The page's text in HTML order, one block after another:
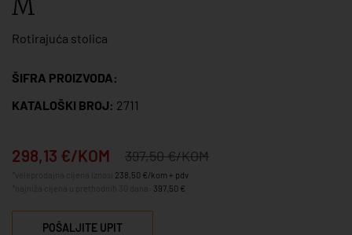
M
Rotirajuća stolica
ŠIFRA PROIZVODA:
KATALOŠKI BROJ: 2711
298,13 €/KOM 397,50 €/KOM
238,50 €/kom + pdv
397,50 €
POŠALJITE UPIT